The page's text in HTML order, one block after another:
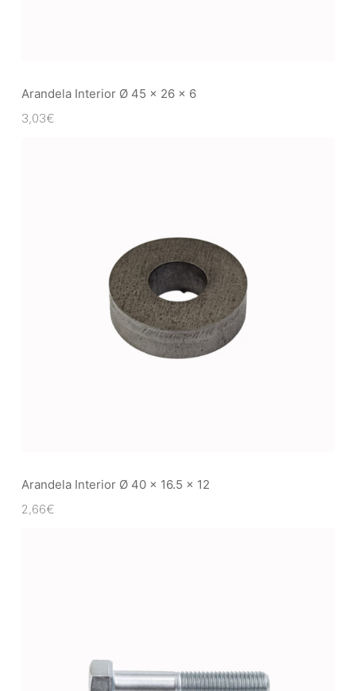
Arandela Interior Ø 45 x 26 x 6
3,03€
Arandela Interior Ø 40 x 16.5 x 12
2,66€